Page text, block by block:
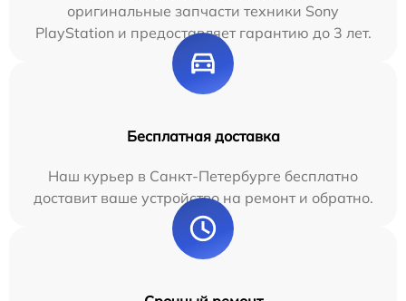
оригинальные запчасти техники Sony
PlayStation и предоставляет гарантию до 3 лет.
Бесплатная доставка
Наш курьер в Санкт-Петербурге бесплатно
доставит ваше устройство на ремонт и обратно.